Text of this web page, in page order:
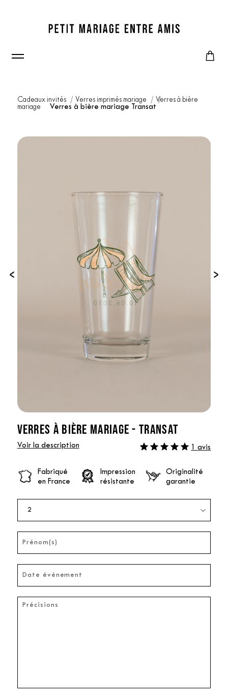
Cadeaux invités Verres imprimés mariage
Verres à bière
mariage
Verres à bière mariage Transat
‹ ›
VERRES À BIÈRE MARIAGE - TRANSAT
Voir la description 1 avis
Fabriqué
en France
Impression
résistante
Originalité
garantie